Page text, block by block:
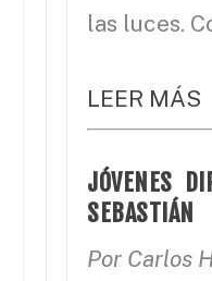
las luces.
LEER MÁS
JÓVENES
SEBASTIÁN
Por Carlos